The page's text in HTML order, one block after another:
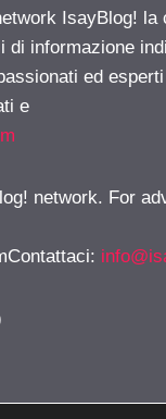
IsayBlog! la
informazione
ed
e
network. For
: